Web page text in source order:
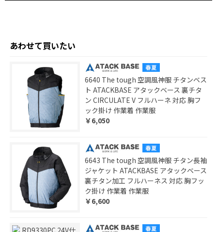
あわせて買いたい
6640 The tough 空調風神服 チタンベス
ト ATACKBASE アタックベース 裏チタ
ン CIRCULATE V フルハーネ 対応 胸フ
ック掛け 作業着 作業服
￥6,050
6643 The tough 空調風神服 チタン長袖
ジャケット ATACKBASE アタックベース
裏チタン加工 フルハーネス 対応 胸フッ
ク掛け 作業着 作業服
￥6,600